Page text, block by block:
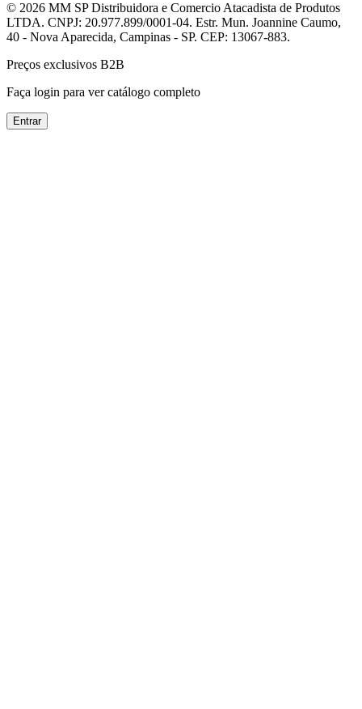
© 2026 MM SP Distribuidora e Comercio Atacadista de Produtos
LTDA. CNPJ: 20.977.899/0001-04. Estr. Mun. Joannine Caumo,
40 - Nova Aparecida, Campinas - SP. CEP: 13067-883.
Preços exclusivos B2B
Faça login para ver catálogo completo
Entrar